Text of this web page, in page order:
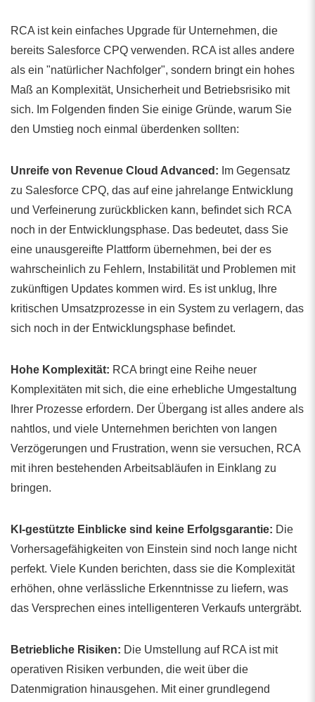
RCA ist kein einfaches Upgrade für Unternehmen, die
bereits Salesforce CPQ verwenden. RCA ist alles andere
als ein "natürlicher Nachfolger", sondern bringt ein hohes
Maß an Komplexität, Unsicherheit und Betriebsrisiko mit
sich. Im Folgenden finden Sie einige Gründe, warum Sie
den Umstieg noch einmal überdenken sollten:
Unreife von Revenue Cloud Advanced: Im Gegensatz
zu Salesforce CPQ, das auf eine jahrelange Entwicklung
und Verfeinerung zurückblicken kann, befindet sich RCA
noch in der Entwicklungsphase. Das bedeutet, dass Sie
eine unausgereifte Plattform übernehmen, bei der es
wahrscheinlich zu Fehlern, Instabilität und Problemen mit
zukünftigen Updates kommen wird. Es ist unklug, Ihre
kritischen Umsatzprozesse in ein System zu verlagern, das
sich noch in der Entwicklungsphase befindet.
Hohe Komplexität: RCA bringt eine Reihe neuer
Komplexitäten mit sich, die eine erhebliche Umgestaltung
Ihrer Prozesse erfordern. Der Übergang ist alles andere als
nahtlos, und viele Unternehmen berichten von langen
Verzögerungen und Frustration, wenn sie versuchen, RCA
mit ihren bestehenden Arbeitsabläufen in Einklang zu
bringen.
KI-gestützte Einblicke sind keine Erfolgsgarantie: Die
Vorhersagefähigkeiten von Einstein sind noch lange nicht
perfekt. Viele Kunden berichten, dass sie die Komplexität
erhöhen, ohne verlässliche Erkenntnisse zu liefern, was
das Versprechen eines intelligenteren Verkaufs untergräbt.
Betriebliche Risiken: Die Umstellung auf RCA ist mit
operativen Risiken verbunden, die weit über die
Datenmigration hinausgehen. Mit einer grundlegend